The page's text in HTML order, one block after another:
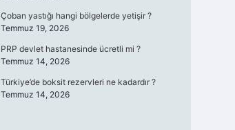
Çoban yastığı hangi bölgelerde yetişir ?
Temmuz 19, 2026
PRP devlet hastanesinde ücretli mi ?
Temmuz 14, 2026
Türkiye’de boksit rezervleri ne kadardır ?
Temmuz 14, 2026